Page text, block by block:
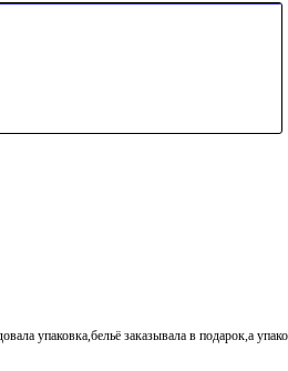
упаковка,бельё заказывала в подарок,а